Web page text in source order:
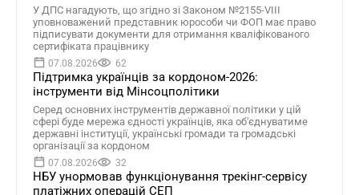
У ДПС нагадують, що згідно зі Законом №2155-VIII
уповноважений представник юрособи чи ФОП має право
підписувати документи для отримання кваліфікованого
сертифіката працівнику
07.08.2026 62
Підтримка українців за кордоном-2026:
інструменти від Мінсоцполітики
Серед основних інструментів державної політики у цій
сфері буде мережа єдності українців, яка об'єднуватиме
державні інституції, українські громади та громадські
організації за кордоном
07.08.2026 32
НБУ унормовав функціонування трекінг-сервісу
платіжних операцій СЕП